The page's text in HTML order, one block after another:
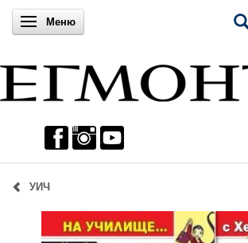
Включи навигацията
Меню
УИЧ